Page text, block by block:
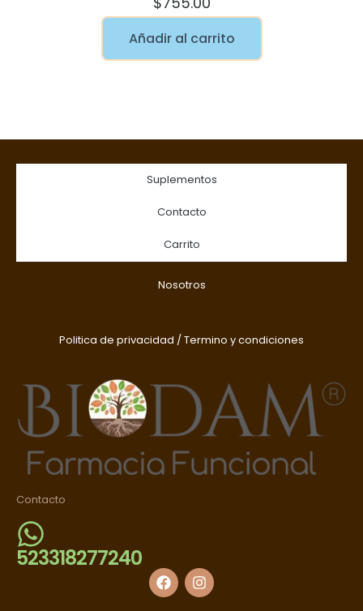
Añadir al carrito
Suplementos
Contacto
Carrito
Nosotros
Politica de privacidad /Termino y condiciones
Contacto
523318277240